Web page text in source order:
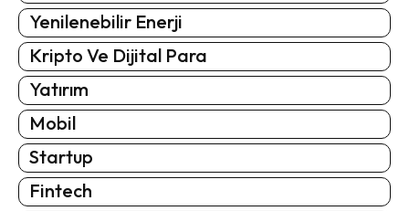
Yenilenebilir Enerji
Kripto Ve Dijital Para
Yatırım
Mobil
Startup
Fintech